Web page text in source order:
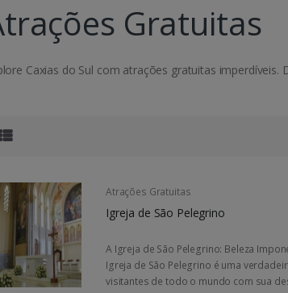
Gratuitas
Caxias do Sul com atrações gratuitas
Atrações Gratuitas
Igreja de São Pelegrino
A Igreja de São Pelegrino: Beleza
Igreja de São Pelegrino é uma
visitantes de todo o mundo com sua